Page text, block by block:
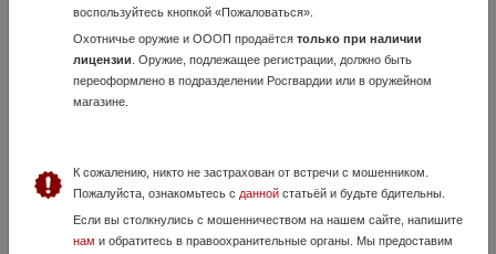
85 000 руб.
Волгоградская область, Волжский
Продам полуавтоматический карабин на базе ак 15, так как калибр
7.62х39. Настрел до 100. Есть бороскоп, можно осмотреть ствол
внутри. Остальные вопросы по телефону.
воспользуйтесь кнопкой «Пожаловаться».
Охотничье оружие и ОООП продаётся только при наличии
лицензии . Оружие, подлежащее регистрации, должно быть
переоформлено в подразделении Росгвардии или в оружейном
магазине.
К сожалению, никто не застрахован от встречи с мошенником.
Пожалуйста, ознакомьтесь с даннойстатьёй и будьте бдительны.
Если вы столкнулись с мошенничеством на нашем сайте, напишите
нам и обратитесь в правоохранительные органы. Мы предоставим